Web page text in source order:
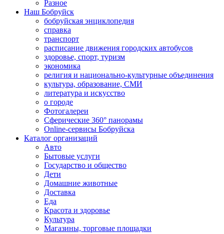
Разное
Наш Бобруйск
бобруйская энциклопедия
справка
транспорт
расписание движения городских автобусов
здоровье, спорт, туризм
экономика
религия и национально-культурные объединения
культура, образование, СМИ
литература и искусство
о городе
Фотогалереи
Сферические 360° панорамы
Online-сервисы Бобруйска
Каталог организаций
Авто
Бытовые услуги
Государство и общество
Дети
Домашние животные
Доставка
Еда
Красота и здоровье
Культура
Магазины, торговые площадки